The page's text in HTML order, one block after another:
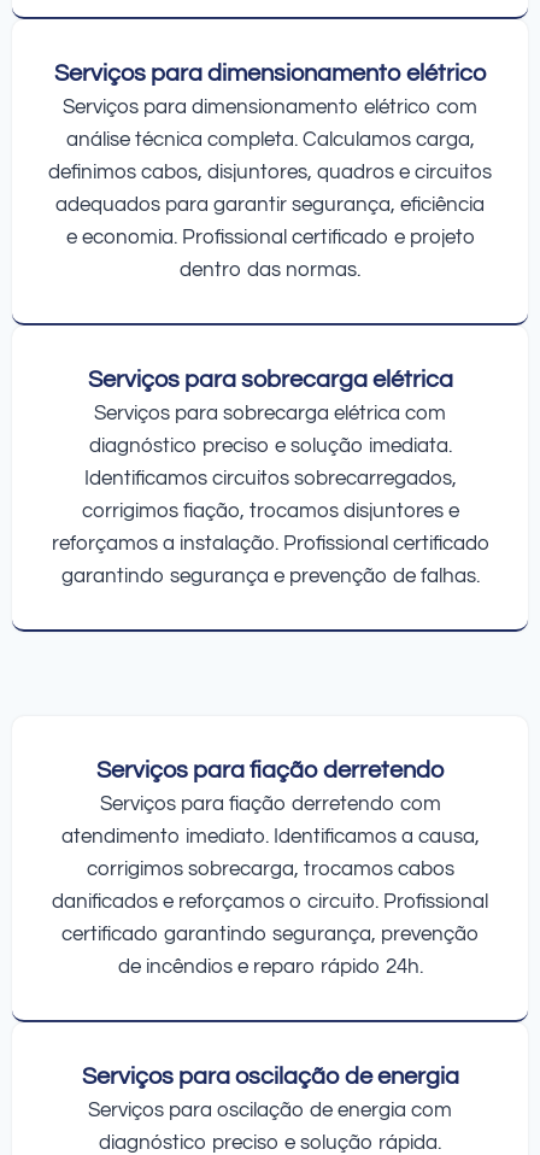
Serviços para dimensionamento elétrico
Serviços para dimensionamento elétrico com
análise técnica completa. Calculamos carga,
definimos cabos, disjuntores, quadros e circuitos
adequados para garantir segurança, eficiência
e economia. Profissional certificado e projeto
dentro das normas.
Serviços para sobrecarga elétrica
Serviços para sobrecarga elétrica com
diagnóstico preciso e solução imediata.
Identificamos circuitos sobrecarregados,
corrigimos fiação, trocamos disjuntores e
reforçamos a instalação. Profissional certificado
garantindo segurança e prevenção de falhas.
Serviços para fiação derretendo
Serviços para fiação derretendo com
atendimento imediato. Identificamos a causa,
corrigimos sobrecarga, trocamos cabos
danificados e reforçamos o circuito. Profissional
certificado garantindo segurança, prevenção
de incêndios e reparo rápido 24h.
Serviços para oscilação de energia
Serviços para oscilação de energia com
diagnóstico preciso e solução rápida.